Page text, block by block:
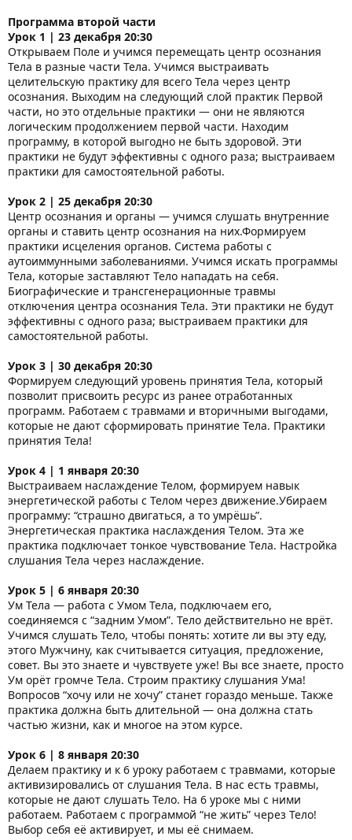
Программа второй части
Урок 1 | 23 декабря 20:30
Открываем Поле и учимся перемещать центр осознания
Тела в разные части Тела. Учимся выстраивать
целительскую практику для всего Тела через центр
осознания. Выходим на следующий слой практик Первой
части, но это отдельные практики — они не являются
логическим продолжением первой части. Находим
программу, в которой выгодно не быть здоровой. Эти
практики не будут эффективны с одного раза; выстраиваем
практики для самостоятельной работы.
Урок 2 | 25 декабря 20:30
Центр осознания и органы — учимся слушать внутренние
органы и ставить центр осознания на них.Формируем
практики исцеления органов. Система работы с
аутоиммунными заболеваниями. Учимся искать программы
Тела, которые заставляют Тело нападать на себя.
Биографические и трансгенерационные травмы
отключения центра осознания Тела. Эти практики не будут
эффективны с одного раза; выстраиваем практики для
самостоятельной работы.
Урок 3 | 30 декабря 20:30
Формируем следующий уровень принятия Тела, который
позволит присвоить ресурс из ранее отработанных
программ. Работаем с травмами и вторичными выгодами,
которые не дают сформировать принятие Тела. Практики
принятия Тела!
Урок 4 | 1 января 20:30
Выстраиваем наслаждение Телом, формируем навык
энергетической работы с Телом через движение.Убираем
программу: “страшно двигаться, а то умрёшь”.
Энергетическая практика наслаждения Телом. Эта же
практика подключает тонкое чувствование Тела. Настройка
слушания Тела через наслаждение.
Урок 5 | 6 января 20:30
Ум Тела — работа с Умом Тела, подключаем его,
соединяемся с “задним Умом”. Тело действительно не врёт.
Учимся слушать Тело, чтобы понять: хотите ли вы эту еду,
этого Мужчину, как считывается ситуация, предложение,
совет. Вы это знаете и чувствуете уже! Вы все знаете, просто
Ум орёт громче Тела. Строим практику слушания Ума!
Вопросов “хочу или не хочу” станет гораздо меньше. Также
практика должна быть длительной — она должна стать
частью жизни, как и многое на этом курсе.
Урок 6 | 8 января 20:30
Делаем практику и к 6 уроку работаем с травмами, которые
активизировались от слушания Тела. В нас есть травмы,
которые не дают слушать Тело. На 6 уроке мы с ними
работаем. Работаем с программой “не жить” через Тело!
Выбор себя её активирует, и мы её снимаем.